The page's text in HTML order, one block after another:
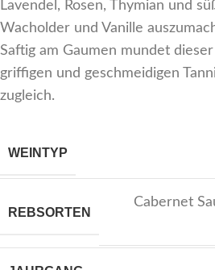
Lavendel, Rosen, Thymian und
Wacholder und Vanille
Saftig am Gaumen mundet
griffigen und geschmeidigen
zugleich.
WEINTYP
REBSORTEN
Cabernet